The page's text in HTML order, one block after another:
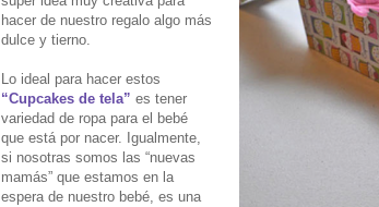
hacer de nuestro regalo algo más
dulce y tierno.
Lo ideal para hacer estos
“Cupcakes de tela” es tener
variedad de ropa para el bebé
que está por nacer. Igualmente,
si nosotras somos las “nuevas
mamás” que estamos en la
espera de nuestro bebé, es una